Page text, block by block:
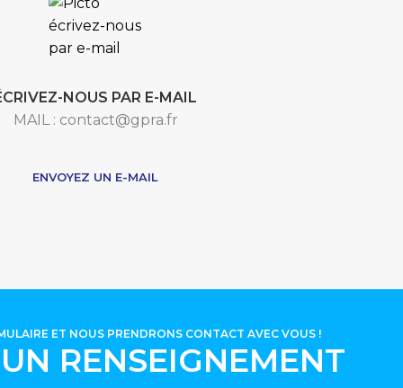
NOUS PAR E-MAIL
MAIL : contact@gpra.fr
ENVOYEZ UN E-MAIL
RENSEIGNEMENT
ET NOUS PRENDRONS CONTACT AVEC VOUS !